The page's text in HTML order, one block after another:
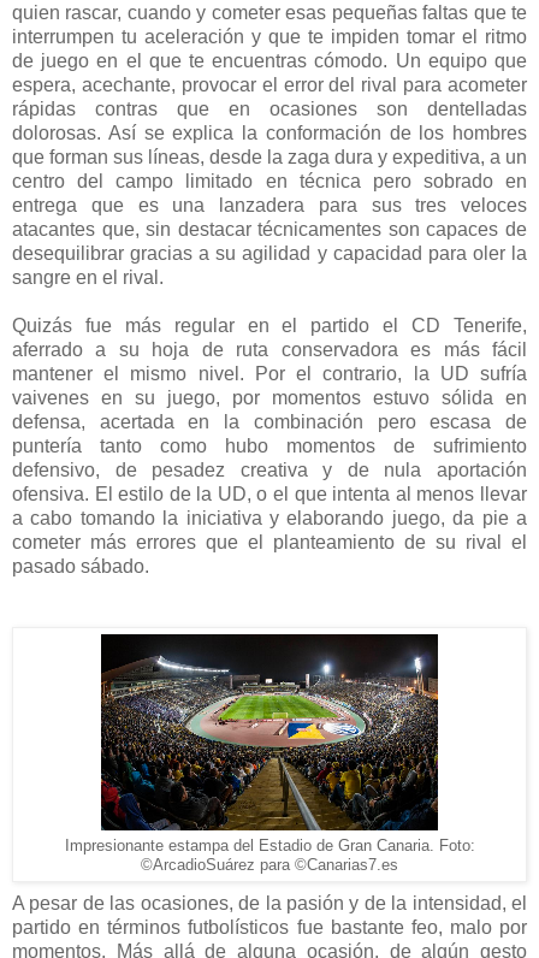
quien rascar, cuando y cometer esas pequeñas faltas que te
interrumpen tu aceleración y que te impiden tomar el ritmo
de juego en el que te encuentras cómodo. Un equipo que
espera, acechante, provocar el error del rival para acometer
rápidas contras que en ocasiones son dentelladas
dolorosas. Así se explica la conformación de los hombres
que forman sus líneas, desde la zaga dura y expeditiva, a un
centro del campo limitado en técnica pero sobrado en
entrega que es una lanzadera para sus tres veloces
atacantes que, sin destacar técnicamentes son capaces de
desequilibrar gracias a su agilidad y capacidad para oler la
sangre en el rival.
Quizás fue más regular en el partido el CD Tenerife,
aferrado a su hoja de ruta conservadora es más fácil
mantener el mismo nivel. Por el contrario, la UD sufría
vaivenes en su juego, por momentos estuvo sólida en
defensa, acertada en la combinación pero escasa de
puntería tanto como hubo momentos de sufrimiento
defensivo, de pesadez creativa y de nula aportación
ofensiva. El estilo de la UD, o el que intenta al menos llevar
a cabo tomando la iniciativa y elaborando juego, da pie a
cometer más errores que el planteamiento de su rival el
pasado sábado.
Impresionante estampa del Estadio de Gran Canaria. Foto:
©ArcadioSuárez para ©Canarias7.es
A pesar de las ocasiones, de la pasión y de la intensidad, el
partido en términos futbolísticos fue bastante feo, malo por
momentos. Más allá de alguna ocasión, de algún gesto